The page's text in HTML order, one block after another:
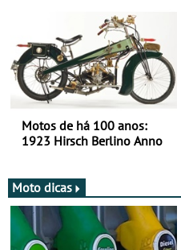
Motos de há 100 anos:
1923 Hirsch Berlino Anno
Moto dicas